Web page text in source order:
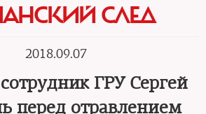
СЛЕД
2018.09.07
ГРУ Сергей
перед отравлением